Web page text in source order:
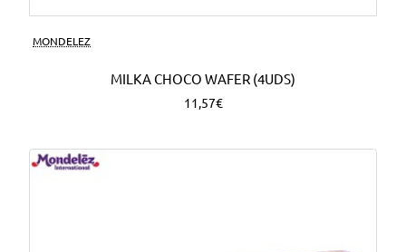
MONDELEZ
MILKA CHOCO WAFER (4UDS)
11,57€